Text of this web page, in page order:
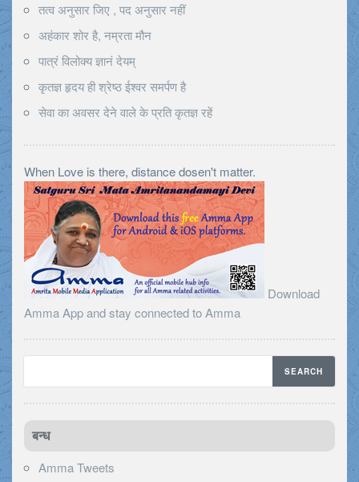
तत्व अनुसार जिए , पद अनुसार नहीं
अहंकार शोर है, नम्रता मौन
पात्रं विलोक्य ज्ञानं देयम्
कृतज्ञ हृदय ही श्रेष्ठ ईश्वर समर्पण है
सेवा का अवसर देने वाले के प्रति कृतज्ञ रहें
When Love is there, distance dosen't matter.
Download
Amma App and stay connected to Amma
बन्ध
Amma Tweets